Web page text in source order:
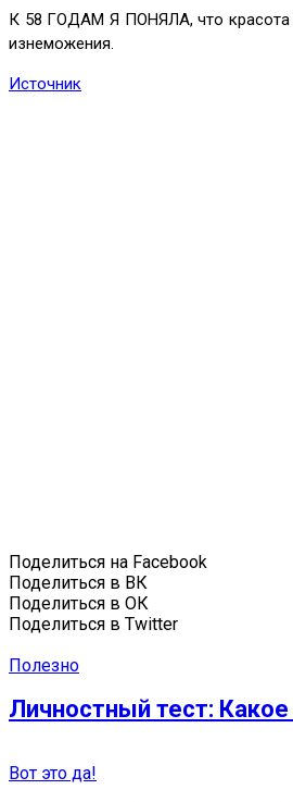
К 58 ГОДАМ Я ПОНЯЛА, что красота
изнеможения.
Источник
Поделиться на Facebook
Поделиться в ВК
Поделиться в ОК
Поделиться в Twitter
Полезно
Личностный тест:
Вот это да!